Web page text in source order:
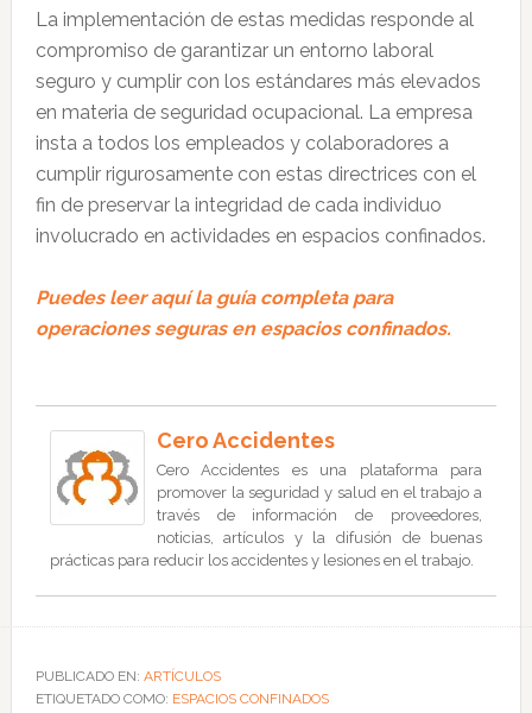
La implementación de estas medidas responde al
compromiso de garantizar un entorno laboral
seguro y cumplir con los estándares más elevados
en materia de seguridad ocupacional. La empresa
insta a todos los empleados y colaboradores a
cumplir rigurosamente con estas directrices con el
fin de preservar la integridad de cada individuo
involucrado en actividades en espacios confinados.
Puedes leer aquí la guía completa para
operaciones seguras en espacios confinados.
Cero Accidentes
Cero Accidentes es una plataforma para
promover la seguridad y salud en el trabajo a
través de información de proveedores,
noticias, artículos y la difusión de buenas
prácticas para reducir los accidentes y lesiones en el trabajo.
PUBLICADO EN: ARTÍCULOS
ETIQUETADO COMO: ESPACIOS CONFINADOS